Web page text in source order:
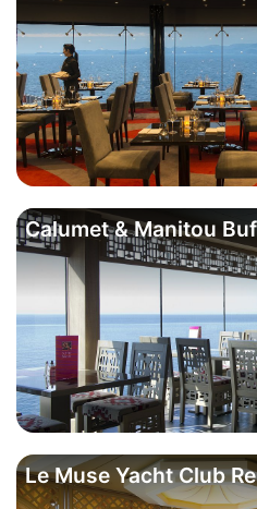
Calumet & Manitou
Le Muse Yacht Club